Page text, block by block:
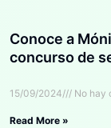
Conoce a
concurso de
15/09/2024 No hay
Read More »